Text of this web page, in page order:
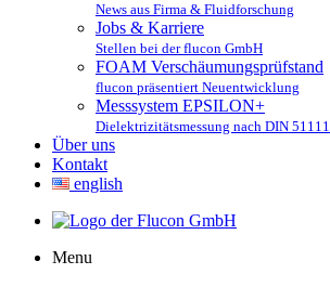
News aus Firma & Fluidforschung
Jobs & Karriere
Stellen bei der flucon GmbH
FOAM Verschäumungsprüfstand
flucon präsentiert Neuentwicklung
Messsystem EPSILON+
Dielektrizitätsmessung nach DIN 51111
Über uns
Kontakt
english
Menu